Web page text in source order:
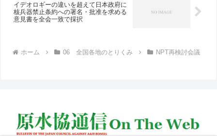
イデオロギーの違いを超えて日本政府に
核兵器禁止条約への署名・批准を求める
意見書を全会一致で採択
ホーム 06 全国各地のとりくみ NPT再検討会議